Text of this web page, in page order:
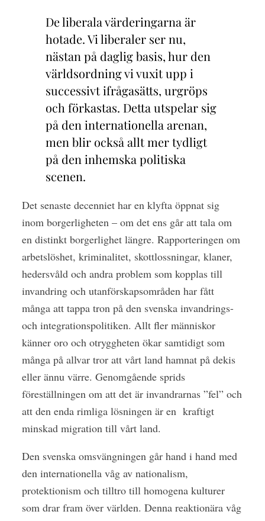
De liberala värderingarna är
hotade. Vi liberaler ser nu,
nästan på daglig basis, hur den
världsordning vi vuxit upp i
successivt ifrågasätts, urgröps
och förkastas. Detta utspelar sig
på den internationella arenan,
men blir också allt mer tydligt
på den inhemska politiska
scenen.
Det senaste decenniet har en klyfta öppnat sig
inom borgerligheten – om det ens går att tala om
en distinkt borgerlighet längre. Rapporteringen om
arbetslöshet, kriminalitet, skottlossningar, klaner,
hedersvåld och andra problem som kopplas till
invandring och utanförskapsområden har fått
många att tappa tron på den svenska invandrings-
och integrationspolitiken. Allt fler människor
känner oro och otryggheten ökar samtidigt som
många på allvar tror att vårt land hamnat på dekis
eller ännu värre. Genomgående sprids
föreställningen om att det är invandrarnas ”fel” och
att den enda rimliga lösningen är en kraftigt
minskad migration till vårt land.
Den svenska omsvängningen går hand i hand med
den internationella våg av nationalism,
protektionism och tilltro till homogena kulturer
som drar fram över världen. Denna reaktionära våg